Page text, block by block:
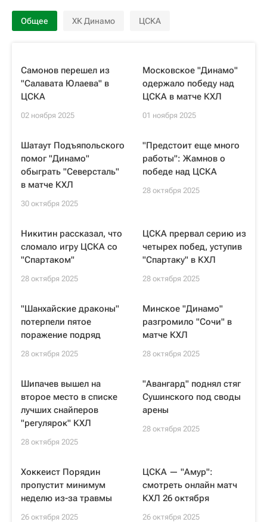
Общее ХК Динамо ЦСКА
Самонов перешел из
"Салавата Юлаева" в
ЦСКА
02 ноября 2025
Московское "Динамо"
одержало победу над
ЦСКА в матче КХЛ
01 ноября 2025
Шатаут Подъяпольского
помог "Динамо"
обыграть "Северсталь"
в матче КХЛ
30 октября 2025
"Предстоит еще много
работы": Жамнов о
победе над ЦСКА
28 октября 2025
Никитин рассказал, что
сломало игру ЦСКА со
"Спартаком"
28 октября 2025
ЦСКА прервал серию из
четырех побед, уступив
"Спартаку" в КХЛ
28 октября 2025
"Шанхайские драконы"
потерпели пятое
поражение подряд
28 октября 2025
Минское "Динамо"
разгромило "Сочи" в
матче КХЛ
28 октября 2025
Шипачев вышел на
второе место в списке
лучших снайперов
"регулярок" КХЛ
28 октября 2025
"Авангард" поднял стяг
Сушинского под своды
арены
28 октября 2025
Хоккеист Порядин
пропустит минимум
неделю из-за травмы
26 октября 2025
ЦСКА — "Амур":
смотреть онлайн матч
КХЛ 26 октября
26 октября 2025